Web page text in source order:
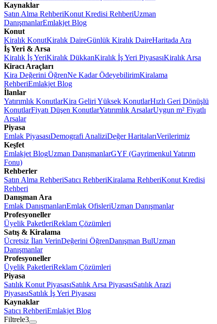
Kaynaklar
Satın Alma RehberiKonut Kredisi RehberiUzman
DanışmanlarEmlakjet Blog
Konut
Kiralık KonutKiralık DaireGünlük Kiralık DaireHaritada Ara
İş Yeri & Arsa
Kiralık İş YeriKiralık DükkanKiralık İş Yeri PiyasasıKiralık Arsa
Kiracı Araçları
Kira Değerini ÖğrenNe Kadar ÖdeyebilirimKiralama
RehberiEmlakjet Blog
İlanlar
Yatırımlık KonutlarKira Geliri Yüksek KonutlarHızlı Geri Dönüşlü
KonutlarFiyatı Düşen KonutlarYatırımlık ArsalarUygun m² Fiyatlı
Arsalar
Piyasa
Emlak PiyasasıDemografi AnaliziDeğer HaritalarıVerilerimiz
Keşfet
Emlakjet BlogUzman DanışmanlarGYF (Gayrimenkul Yatırım
Fonu)
Rehberler
Satın Alma RehberiSatıcı RehberiKiralama RehberiKonut Kredisi
Rehberi
Danışman Ara
Emlak DanışmanlarıEmlak OfisleriUzman Danışmanlar
Profesyoneller
Üyelik PaketleriReklam Çözümleri
Satış & Kiralama
Ücretsiz İlan VerinDeğerini ÖğrenDanışman BulUzman
Danışmanlar
Profesyoneller
Üyelik PaketleriReklam Çözümleri
Piyasa
Satılık Konut PiyasasıSatılık Arsa PiyasasıSatılık Arazi
PiyasasıSatılık İş Yeri Piyasası
Kaynaklar
Satıcı RehberiEmlakjet Blog
Filtrele3